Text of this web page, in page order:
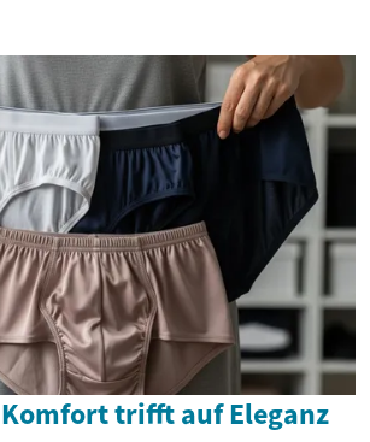
trifft auf Eleganz